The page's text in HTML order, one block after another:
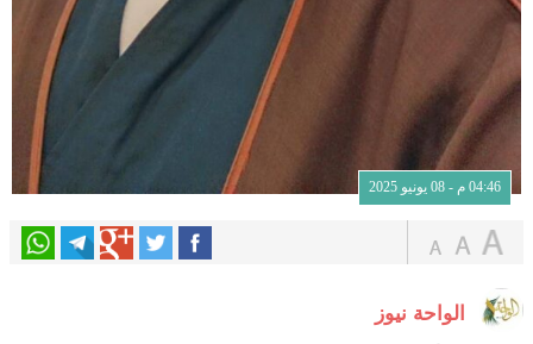
04:46 م - 08 يونيو 2025
الواحة نيوز